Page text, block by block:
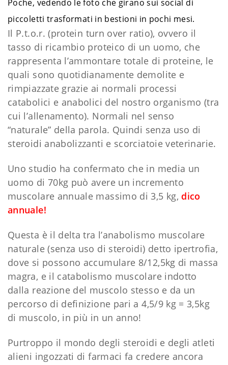
Poche, vedendo le foto che girano sui social di
piccoletti trasformati in bestioni in pochi mesi.
Il P.t.o.r. (protein turn over ratio), ovvero il
tasso di ricambio proteico di un uomo, che
rappresenta l’ammontare totale di proteine, le
quali sono quotidianamente demolite e
rimpiazzate grazie ai normali processi
catabolici e anabolici del nostro organismo (tra
cui l’allenamento). Normali nel senso
“naturale” della parola. Quindi senza uso di
steroidi anabolizzanti e scorciatoie veterinarie.
Uno studio ha confermato che in media un
uomo di 70kg può avere un incremento
muscolare annuale massimo di 3,5 kg, dico
annuale!
Questa è il delta tra l’anabolismo muscolare
naturale (senza uso di steroidi) detto ipertrofia,
dove si possono accumulare 8/12,5kg di massa
magra, e il catabolismo muscolare indotto
dalla reazione del muscolo stesso e da un
percorso di definizione pari a 4,5/9 kg = 3,5kg
di muscolo, in più in un anno!
Purtroppo il mondo degli steroidi e degli atleti
alieni ingozzati di farmaci fa credere ancora